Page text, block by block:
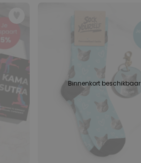
Binnenkort beschikbaar